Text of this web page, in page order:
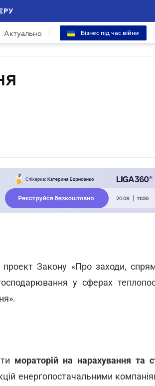
Актуально Бізнес під час війни
Закону «Про заходи,
у сферах
мораторій на нарахування та
енергопостачальними